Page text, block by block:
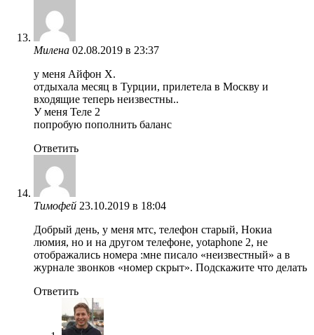
Милена 02.08.2019 в 23:37
у меня Айфон X.
отдыхала месяц в Турции, прилетела в Москву и
входящие теперь неизвестны..
У меня Теле 2
попробую пополнить баланс
Ответить
Тимофей 23.10.2019 в 18:04
Добрый день, у меня мтс, телефон старый, Нокиа
люмия, но и на другом телефоне, yotaphone 2, не
отображались номера :мне писало «неизвестный» а в
журнале звонков «номер скрыт». Подскажите что делать
Ответить